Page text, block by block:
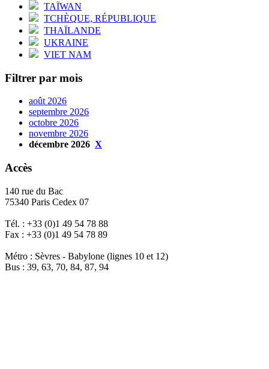
TAÏWAN
TCHÈQUE, RÉPUBLIQUE
THAÏLANDE
UKRAINE
VIET NAM
Filtrer par mois
août 2026
septembre 2026
octobre 2026
novembre 2026
décembre 2026 X
Accès
140 rue du Bac
75340 Paris Cedex 07
Tél. : +33 (0)1 49 54 78 88
Fax : +33 (0)1 49 54 78 89
Métro : Sèvres - Babylone (lignes 10 et 12)
Bus : 39, 63, 70, 84, 87, 94